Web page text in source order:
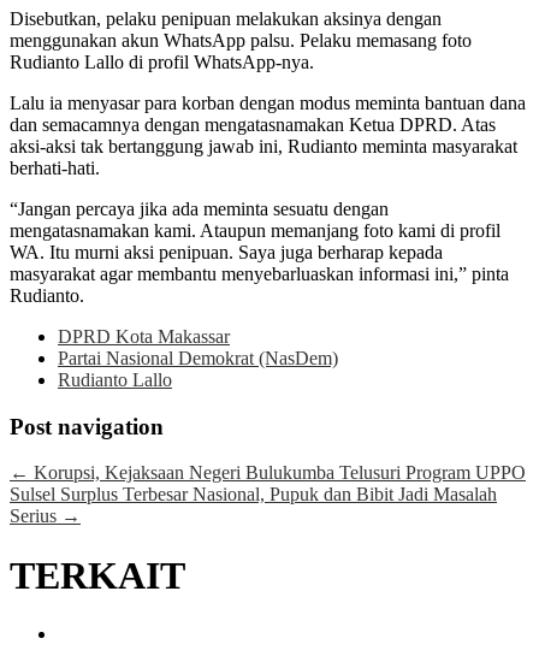
Disebutkan, pelaku penipuan melakukan aksinya dengan
menggunakan akun WhatsApp palsu. Pelaku memasang foto
Rudianto Lallo di profil WhatsApp-nya.
Lalu ia menyasar para korban dengan modus meminta bantuan dana
dan semacamnya dengan mengatasnamakan Ketua DPRD. Atas
aksi-aksi tak bertanggung jawab ini, Rudianto meminta masyarakat
berhati-hati.
“Jangan percaya jika ada meminta sesuatu dengan
mengatasnamakan kami. Ataupun memanjang foto kami di profil
WA. Itu murni aksi penipuan. Saya juga berharap kepada
masyarakat agar membantu menyebarluaskan informasi ini,” pinta
Rudianto.
DPRD Kota Makassar
Partai Nasional Demokrat (NasDem)
Rudianto Lallo
Post navigation
← Korupsi, Kejaksaan Negeri Bulukumba Telusuri Program UPPO
Sulsel Surplus Terbesar Nasional, Pupuk dan Bibit Jadi Masalah
Serius →
TERKAIT